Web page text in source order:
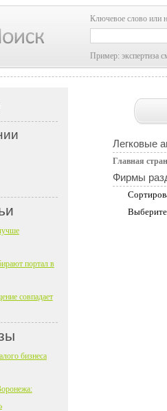
Ключевое слово или
Пример: экспертиза
Легковые
Главная
Фирмы
портал в
совпадает
бизнеса